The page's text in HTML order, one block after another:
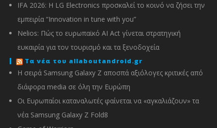
IFA 2026: Η LG Electronics προσκαλεί το κοινό να ζήσει την
εμπειρία “Innovation in tune with you”
Nelios: Πώς το ευρωπαϊκό AI Act γίνεται στρατηγική
ευκαιρία για τον τουρισμό και τα ξενοδοχεία
Τα νέα του allaboutandroid.gr
Η σειρά Samsung Galaxy Z αποσπά αξιόλογες κριτικές από
διάφορα media σε όλη την Ευρώπη
Οι Ευρωπαίοι καταναλωτές φαίνεται να «αγκαλιάζουν» τα
νέα Samsung Galaxy Z Fold8